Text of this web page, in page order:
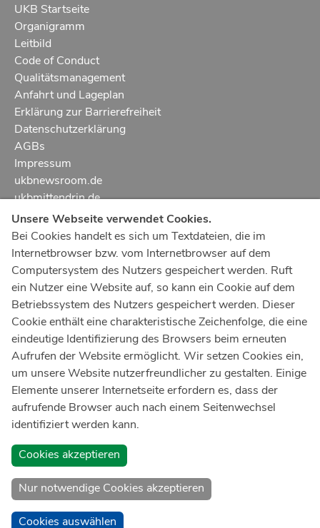
UKB Startseite
Organigramm
Leitbild
Code of Conduct
Qualitätsmanagement
Anfahrt und Lageplan
Erklärung zur Barrierefreiheit
Datenschutzerklärung
AGBs
Impressum
ukbnewsroom.de
ukbmittendrin.de
Notruf112
Ärztlicher Notdienst116 117
Giftnotrufzentrale
Tel: +49 22819240
Notfallzentrum Bonn
Kindernotfallzentrum Bonn
UKB-Telefonzentrale
+49 228287 0
Spenden Sie online an das Universitätsklinikum Bonn
Unsere Webseite verwendet Cookies.
Bei Cookies handelt es sich um Textdateien, die im
Internetbrowser bzw. vom Internetbrowser auf dem
Computersystem des Nutzers gespeichert werden. Ruft
ein Nutzer eine Website auf, so kann ein Cookie auf dem
Betriebssystem des Nutzers gespeichert werden. Dieser
Cookie enthält eine charakteristische Zeichenfolge, die eine
eindeutige Identifizierung des Browsers beim erneuten
Aufrufen der Website ermöglicht. Wir setzen Cookies ein,
um unsere Website nutzerfreundlicher zu gestalten. Einige
Elemente unserer Internetseite erfordern es, dass der
aufrufende Browser auch nach einem Seitenwechsel
identifiziert werden kann.
Cookies akzeptieren
Nur notwendige Cookies akzeptieren
Cookies auswählen